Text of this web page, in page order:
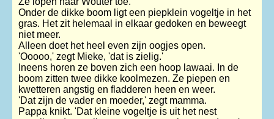
Onder de dikke boom ligt een piepklein vogeltje in het
gras. Het zit helemaal in elkaar gedoken en beweegt
niet meer.
Alleen doet het heel even zijn oogjes open.
'Ooooo,' zegt Mieke, 'dat is zielig.'
Ineens horen ze boven zich een hoop lawaai. In de
boom zitten twee dikke koolmezen. Ze piepen en
kwetteren angstig en fladderen heen en weer.
'Dat zijn de vader en moeder,' zegt mamma.
Pappa knikt. 'Dat kleine vogeltje is uit het nest